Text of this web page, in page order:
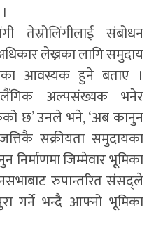
तेस्रोलिंगीलाई संबोधन
लेख्नका लागि समुदाय
आवस्यक हुने बताए ।
लैंगिक अल्पसंख्यक भनेर
छ’ उनले भने, ‘अब कानुन
सक्रीयता समुदायका
जिम्मेवार भूमिका
रुपान्तरित संसद्ले
गर्ने भन्दै आफ्नो भूमिका